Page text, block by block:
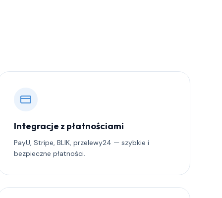
Integracje z płatnościami
PayU, Stripe, BLIK, przelewy24 — szybkie i
bezpieczne płatności.